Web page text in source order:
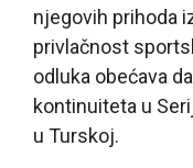
njegovih prihoda
privlačnost
odluka obećava
kontinuiteta u
u Turskoj.